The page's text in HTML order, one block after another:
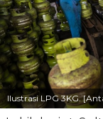
Ilustrasi LPG 3KG.